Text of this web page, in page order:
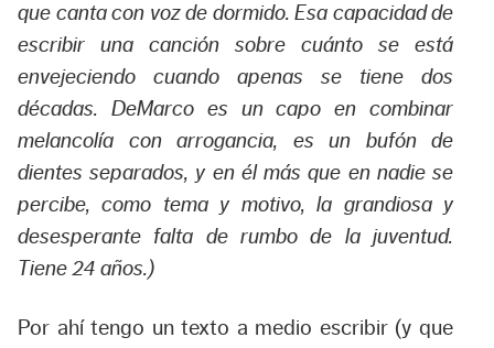
que canta con voz de dormido. Esa capacidad de
escribir una canción sobre cuánto se está
envejeciendo cuando apenas se tiene dos
décadas. DeMarco es un capo en combinar
melancolía con arrogancia, es un bufón de
dientes separados, y en él más que en nadie se
percibe, como tema y motivo, la grandiosa y
desesperante falta de rumbo de la juventud.
Tiene 24 años.)
Por ahí tengo un texto a medio escribir (y que